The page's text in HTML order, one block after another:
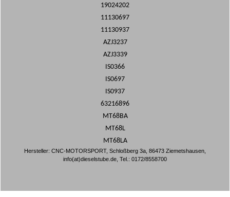
19024202
11130697
11130937
AZJ3237
AZJ3339
IS0366
IS0697
IS0937
63216896
MT68BA
MT68L
MT68LA
Hersteller: CNC-MOTORSPORT, Schloßberg 3a, 86473 Ziemetshausen,
info(at)dieselstube.de, Tel.: 0172/8558700